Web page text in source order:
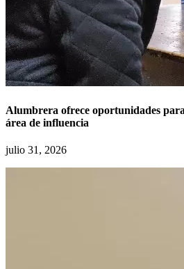
Alumbrera ofrece oportunidades
área de influencia
julio 31, 2026